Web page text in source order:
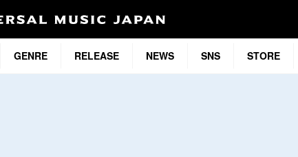
GENRE RELEASE NEWS SNS STORE